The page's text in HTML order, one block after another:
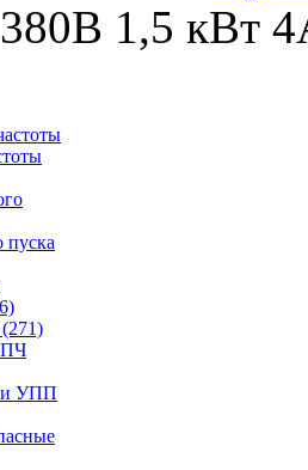
1,5 кВт
пуска
(271)
УПП